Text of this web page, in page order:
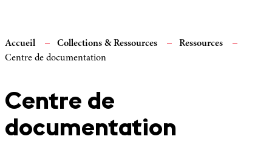
Accueil Collections & Ressources
Ressources
Centre de documentation
Centre de
documentation